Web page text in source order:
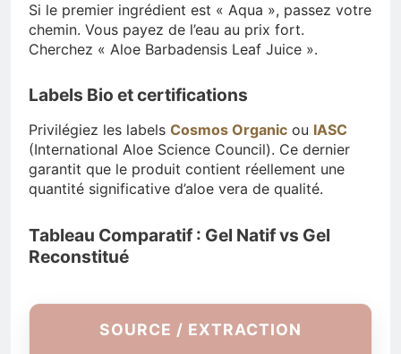
Si le premier ingrédient est « Aqua », passez votre
chemin. Vous payez de l’eau au prix fort.
Cherchez « Aloe Barbadensis Leaf Juice ».
Labels Bio et certifications
Privilégiez les labels Cosmos Organic ou IASC
(International Aloe Science Council). Ce dernier
garantit que le produit contient réellement une
quantité significative d’aloe vera de qualité.
Tableau Comparatif : Gel Natif vs Gel
Reconstitué
SOURCE / EXTRACTION